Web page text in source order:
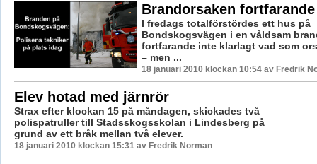
Brandorsaken
I fredags totalförstördes ett hus på
Bondskogsvägen i en våldsam
fortfarande inte klarlagt vad som
– men ...
18 januari 2010 klockan 10:54 av Fredrik
Elev hotad med järnrör
Strax efter klockan 15 på måndagen, skickades två
polispatruller till Stadsskogsskolan i Lindesberg på
grund av ett bråk mellan två elever.
18 januari 2010 klockan 15:31 av Fredrik Norman